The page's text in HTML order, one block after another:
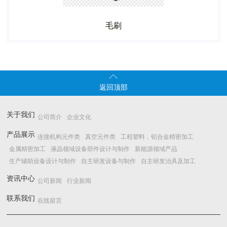
毛刷

返回顶部
关于我们 公司简介 企业文化
产品展示 连接机构元件类 真空元件类
工程塑料，铝合金精密加工
金属精密加工
液晶领域设备部件设计与制作
新能源领域产品
生产辅助设备设计与制作
自主研发设备与制作 自主研发治具及加工
资讯中心 公司新闻 行业新闻
联系我们 在线留言